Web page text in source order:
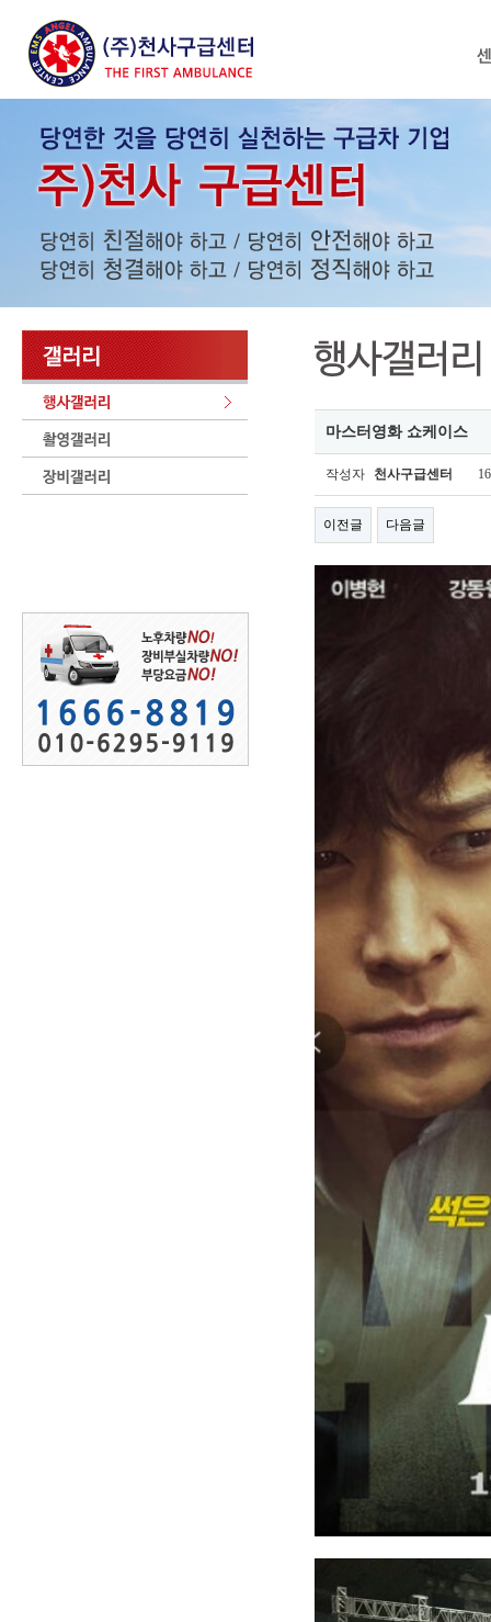
마스터영화 쇼케이스
작성자 천사구급센터
이전글 다음글